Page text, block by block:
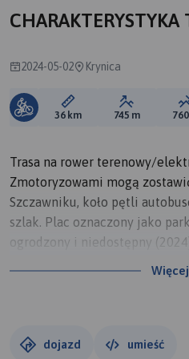
CHARAKTERYSTYKA
2024-05-02 Krynica
Długość trasy:
36 km Suma
745 m
Trasa na rower terenowy/
Zmotoryzowami mogą
Szczawniku, koło pętli
szlak. Plac oznaczony jako
ogrodzony i niedostępny
Podjazd do bacówki prowadzi
Więcej
dojazd umieść